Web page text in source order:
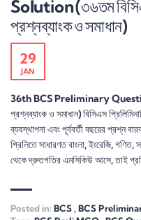
Solution (৩৬তম
প্রশ্নব্যাংক ও সমাধান)
29
JAN
36th BCS Preliminary Question
প্রশ্নব্যাংক ও সমাধান) বিসিএস
ব্যবস্থাপনা এবং পূর্ববর্তী বছরের প্রশ্ন
প্রিলিতে সাধারণত বাংলা, ইংরেজি, গণিত,
থেকে দ্রুতগতির এমসিকিউ আসে, তাই
Posted in:BCS , BCS